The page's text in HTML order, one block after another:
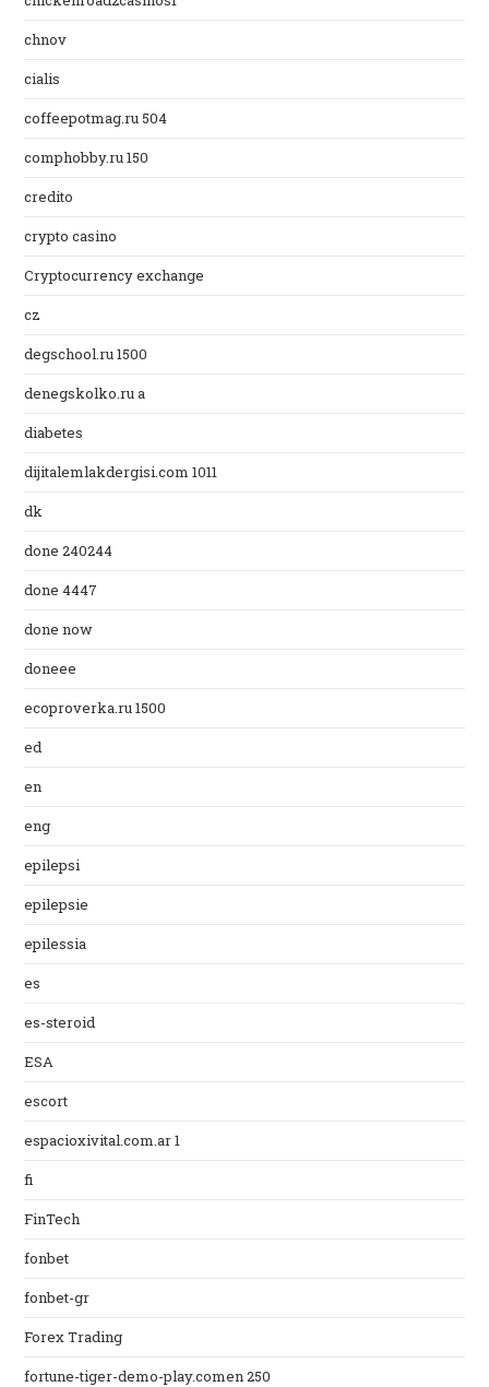
chnov
cialis
coffeepotmag.ru 504
comphobby.ru 150
credito
crypto casino
Cryptocurrency exchange
cz
degschool.ru 1500
denegskolko.ru a
diabetes
dijitalemlakdergisi.com 1011
dk
done 240244
done 4447
done now
doneee
ecoproverka.ru 1500
ed
en
eng
epilepsi
epilepsie
epilessia
es
es-steroid
ESA
escort
espacioxivital.com.ar 1
fi
FinTech
fonbet
fonbet-gr
Forex Trading
fortune-tiger-demo-play.comen 250